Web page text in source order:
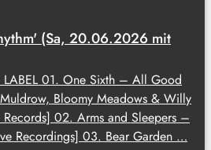
(Sa, 20.06.2026 mit
01. One Sixth – All Good
Bloomy Meadows & Willy
Records] 02. Arms and Sleepers –
Recordings] 03. Bear Garden …